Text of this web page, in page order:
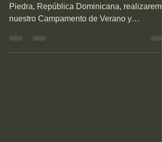
Del 7 al 27 de julio de 2024, en Guanin, la
Piedra, República Dominicana,